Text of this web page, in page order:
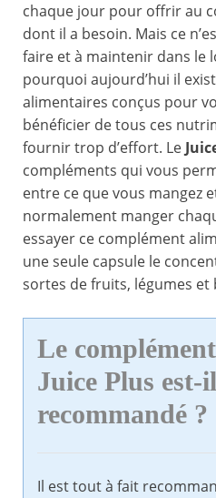
chaque jour pour offrir au
dont il a besoin. Mais ce
faire et à maintenir dans le
pourquoi aujourd’hui il
alimentaires conçus pour
bénéficier de tous ces
fournir trop d’effort. Le
compléments qui vous
entre ce que vous mangez
normalement manger
essayer ce complément
une seule capsule le
sortes de fruits, légumes et
Le
Juice Plus est-il
recommandé ?
Il est tout à fait